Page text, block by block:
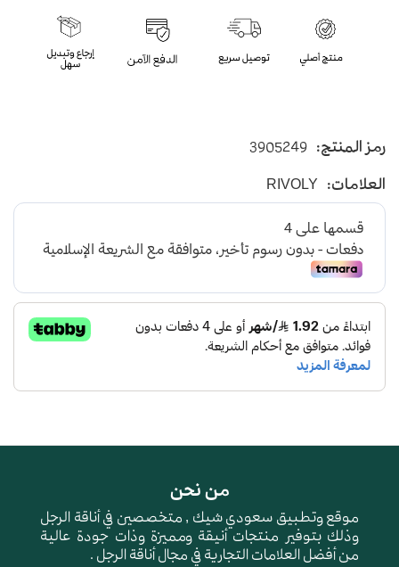
رمز المنتج: 3905249
العلامات: RIVOLY
من نحن
موقع وتطبيق سعودي شيك , متخصصين في أناقة الرجل
وذلك بتوفير منتجات أنيقة ومميزة وذات جودة عالية
من أفضل العلامات التجارية في مجال أناقة الرجل .